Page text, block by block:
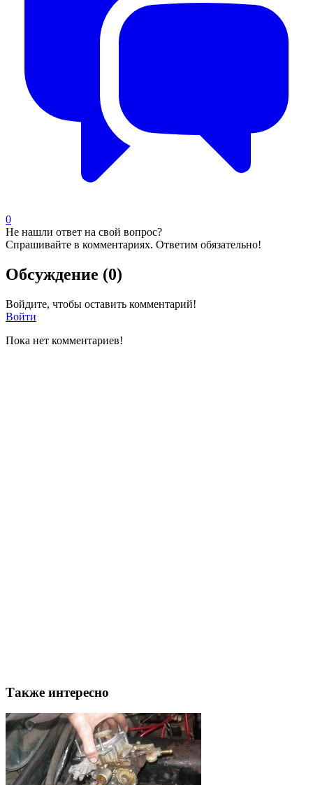
0
Не нашли ответ на свой вопрос?
Спрашивайте в комментариях. Ответим обязательно!
Обсуждение (0)
Войдите, чтобы оставить комментарий!
Войти
Пока нет комментариев!
Также интересно